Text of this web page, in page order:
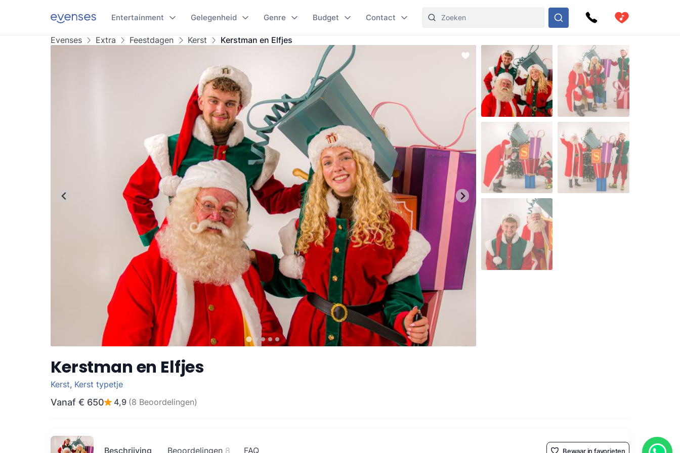
Entertainment Gelegenheid Genre Budget Contact
Evenses Extra Feestdagen Kerst Kerstman en Elfjes
Kerstman en Elfjes
Kerst, Kerst typetje
Vanaf € 650 4,9 (8 Beoordelingen)
Beschrijving Beoordelingen 8 FAQ Bewaar in favorieten